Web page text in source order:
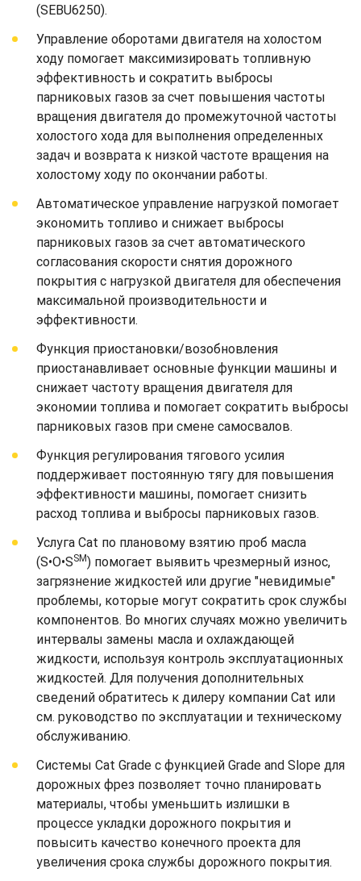
(SEBU6250).
Управление оборотами двигателя на холостом
ходу помогает максимизировать топливную
эффективность и сократить выбросы
парниковых газов за счет повышения частоты
вращения двигателя до промежуточной частоты
холостого хода для выполнения определенных
задач и возврата к низкой частоте вращения на
холостому ходу по окончании работы.
Автоматическое управление нагрузкой помогает
экономить топливо и снижает выбросы
парниковых газов за счет автоматического
согласования скорости снятия дорожного
покрытия с нагрузкой двигателя для обеспечения
максимальной производительности и
эффективности.
Функция приостановки/возобновления
приостанавливает основные функции машины и
снижает частоту вращения двигателя для
экономии топлива и помогает сократить выбросы
парниковых газов при смене самосвалов.
Функция регулирования тягового усилия
поддерживает постоянную тягу для повышения
эффективности машины, помогает снизить
расход топлива и выбросы парниковых газов.
Услуга Cat по плановому взятию проб масла
(S•O•SSM) помогает выявить чрезмерный износ,
загрязнение жидкостей или другие "невидимые"
проблемы, которые могут сократить срок службы
компонентов. Во многих случаях можно увеличить
интервалы замены масла и охлаждающей
жидкости, используя контроль эксплуатационных
жидкостей. Для получения дополнительных
сведений обратитесь к дилеру компании Cat или
см. руководство по эксплуатации и техническому
обслуживанию.
Системы Cat Grade с функцией Grade and Slope для
дорожных фрез позволяет точно планировать
материалы, чтобы уменьшить излишки в
процессе укладки дорожного покрытия и
повысить качество конечного проекта для
увеличения срока службы дорожного покрытия.